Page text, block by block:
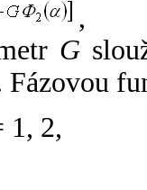
,
G
Fázovou
1, 2,